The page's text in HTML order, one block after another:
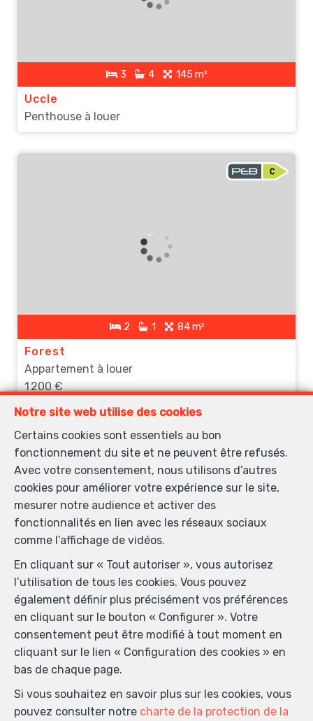
3 4 145 m²
Uccle
Penthouse à louer
2 1 84 m²
Forest
Appartement à louer
1 200 €
4 6 315 m² 1
LOUÉ
Woluwe-Saint-Lambert
Maison à louer
Notre site web utilise des cookies
Certains cookies sont essentiels au bon
fonctionnement du site et ne peuvent être refusés.
Avec votre consentement, nous utilisons d’autres
cookies pour améliorer votre expérience sur le site,
mesurer notre audience et activer des
fonctionnalités en lien avec les réseaux sociaux
comme l’affichage de vidéos.
En cliquant sur « Tout autoriser », vous autorisez
l’utilisation de tous les cookies. Vous pouvez
également définir plus précisément vos préférences
en cliquant sur le bouton « Configurer ». Votre
consentement peut être modifié à tout moment en
cliquant sur le lien « Configuration des cookies » en
bas de chaque page.
Si vous souhaitez en savoir plus sur les cookies, vous
pouvez consulter notre charte de la protection de la